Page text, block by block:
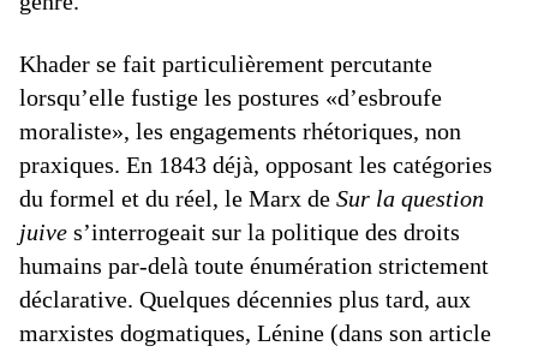
Khader se fait particulièrement percutante
lorsqu’elle fustige les postures «d’esbroufe
moraliste», les engagements rhétoriques, non
praxiques. En 1843 déjà, opposant les catégories
du formel et du réel, le Marx de Sur la question
juive s’interrogeait sur la politique des droits
humains par-delà toute énumération strictement
déclarative. Quelques décennies plus tard, aux
marxistes dogmatiques, Lénine (dans son article